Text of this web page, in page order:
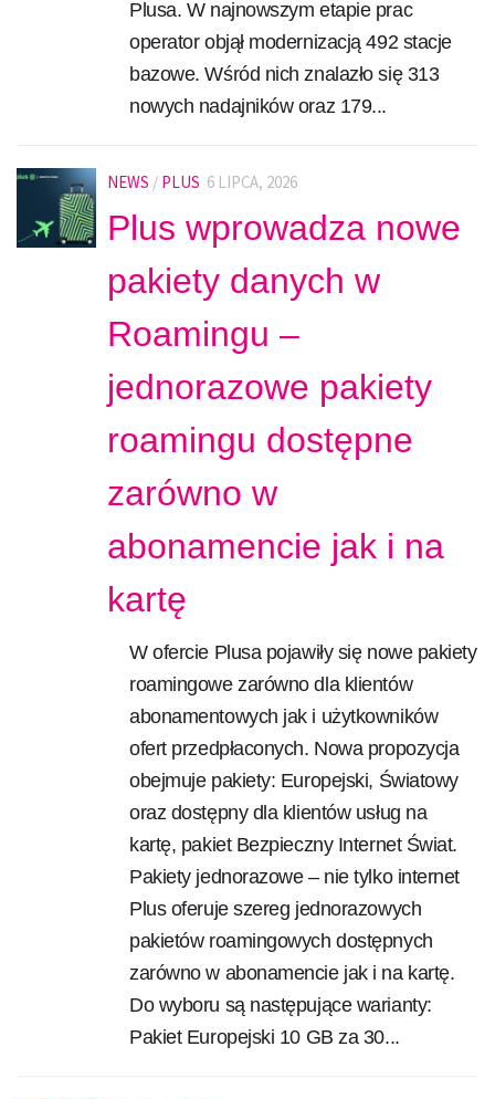
Plusa. W najnowszym etapie prac
operator objął modernizacją 492 stacje
bazowe. Wśród nich znalazło się 313
nowych nadajników oraz 179...
NEWS / PLUS 6 LIPCA, 2026
Plus wprowadza nowe
pakiety danych w
Roamingu –
jednorazowe pakiety
roamingu dostępne
zarówno w
abonamencie jak i na
kartę
W ofercie Plusa pojawiły się nowe pakiety
roamingowe zarówno dla klientów
abonamentowych jak i użytkowników
ofert przedpłaconych. Nowa propozycja
obejmuje pakiety: Europejski, Światowy
oraz dostępny dla klientów usług na
kartę, pakiet Bezpieczny Internet Świat.
Pakiety jednorazowe – nie tylko internet
Plus oferuje szereg jednorazowych
pakietów roamingowych dostępnych
zarówno w abonamencie jak i na kartę.
Do wyboru są następujące warianty:
Pakiet Europejski 10 GB za 30...